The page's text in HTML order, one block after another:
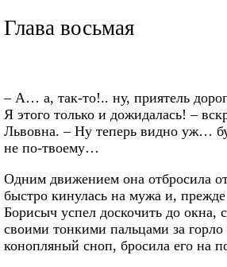
Глава восьмая
– А… а, так-то!.. ну, приятель
Я этого только и дожидалась! –
Львовна. – Ну теперь видно уж…
не по-твоему…
Одним движением она отбросила
быстро кинулась на мужа и,
Борисыч успел доскочить до окна,
своими тонкими пальцами за
конопляный сноп, бросила его на